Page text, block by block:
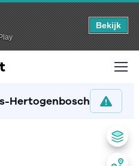
Bekijk
Hertogenbosch